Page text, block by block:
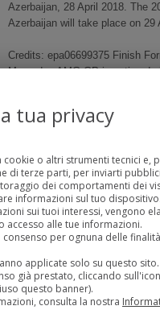
Azerbaijan, 28 April 2018. The
Azerbaijan will take place on 29
Credits: epa06699375 Finish
Mercedes AMG GP in action
Azerbaijan will take place on 29
Mercedes AMG GP in action
Formula One Grand Prix of
Azerbaijan, 28 April 2018. The
Azerbaijan will take place on 29
the qualifying session for the
at the Baku City Circuit, in
Formula One Grand Prix of
tua privacy
cookie o altri strumenti tecnici
di terze parti, per inviarti
dei comportamenti dei
informazioni sul tuo
sui tuoi interessi, vengono
accesso alle tue informazioni.
consenso per ognuna delle
applicate solo su questo
già prestato, cliccando
questo banner).
consulta la nostra